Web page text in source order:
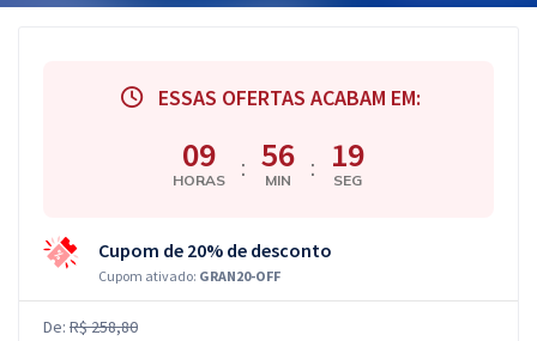
ESSAS OFERTAS ACABAM EM:
09
HORAS : 56
MIN : 18
SEG
Cupom de 20% de desconto
Cupom ativado: GRAN20-OFF
De: R$ 258,80